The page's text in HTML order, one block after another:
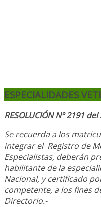
ESPECIALIDADES
RESOLUCIÓN Nº 2191
Se recuerda a los
integrar el Registro de
Especialistas, deberán
habilitante de la
Nacional, ycertificado
competente, a los fines
Directorio.-